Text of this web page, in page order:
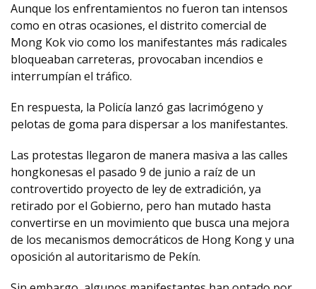
Aunque los enfrentamientos no fueron tan intensos
como en otras ocasiones, el distrito comercial de
Mong Kok vio como los manifestantes más radicales
bloqueaban carreteras, provocaban incendios e
interrumpían el tráfico.
En respuesta, la Policía lanzó gas lacrimógeno y
pelotas de goma para dispersar a los manifestantes.
Las protestas llegaron de manera masiva a las calles
hongkonesas el pasado 9 de junio a raíz de un
controvertido proyecto de ley de extradición, ya
retirado por el Gobierno, pero han mutado hasta
convertirse en un movimiento que busca una mejora
de los mecanismos democráticos de Hong Kong y una
oposición al autoritarismo de Pekín.